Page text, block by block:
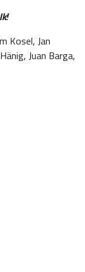
Kosel, Jan
Juan Barga,